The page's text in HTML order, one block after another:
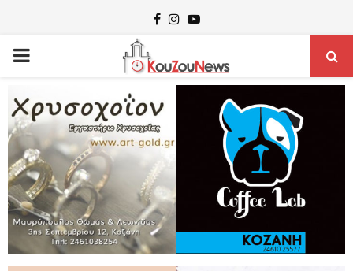
Facebook
Instagram
Youtube
PRIMARY
MENU